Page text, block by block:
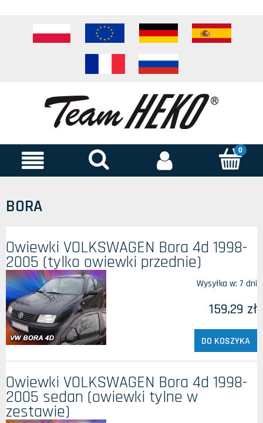
BORA
Owiewki VOLKSWAGEN Bora 4d 1998-
2005 (tylko owiewki przednie)
Wysyłka w: 7 dni
159,29 zł
DO KOSZYKA
Owiewki VOLKSWAGEN Bora 4d 1998-
2005 sedan (owiewki tylne w
zestawie)